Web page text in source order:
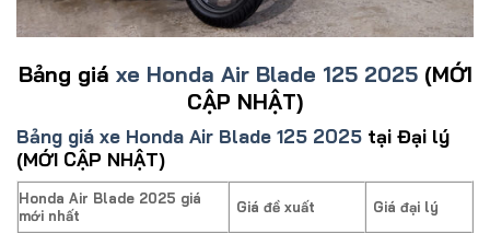
Bảng giá xe Honda Air Blade 125 2025(MỚI
CẬP NHẬT)
Bảng giá xe Honda Air Blade 125 2025 tại Đại lý
(MỚI CẬP NHẬT)
Honda Air Blade 2025 giá
mới nhất
Giá đề xuất Giá đại lý